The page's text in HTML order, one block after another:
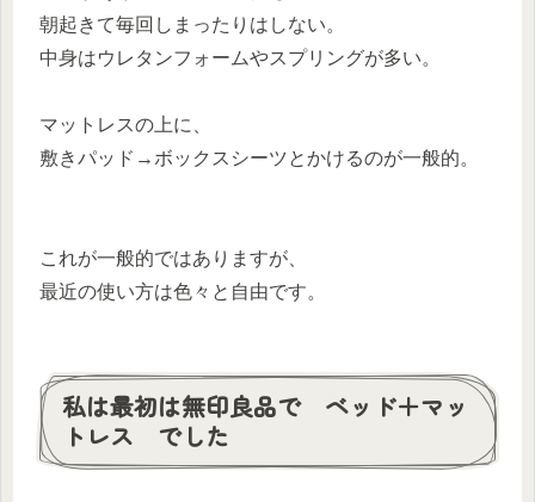
朝起きて毎回しまったりはしない。
中身はウレタンフォームやスプリングが多い。
マットレスの上に、
敷きパッド→ボックスシーツとかけるのが一般的。
これが一般的ではありますが、
最近の使い方は色々と自由です。
私は最初は無印良品で ベッド＋マッ
トレス でした